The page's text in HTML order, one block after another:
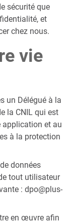
sécurité que
et
chez nous.
vie
un Délégué à la
la CNIL qui est
application et au
à la protection
données
tout utilisateur
: dpo@plus-
en œuvre afin